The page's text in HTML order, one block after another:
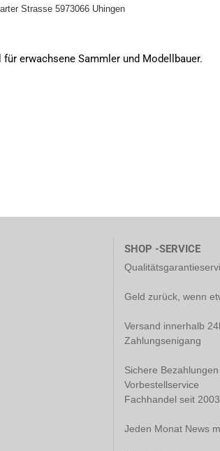
Strasse 5973066 Uhingen
erwachsene Sammler und Modellbauer.
SHOP -SERVICE
Geld zurück, wenn
Versand innerhalb
Zahlungsenigang
Sichere Bezahlungen
Vorbestellservice
Fachhandel seit 2003
Jeden Monat News